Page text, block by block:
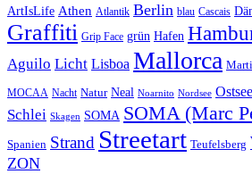
ArtIsLife Athen Atlantik Berlin blau Cascais
Graffiti Grip Face grün Hafen
Aguilo Licht Lisboa Mallorca
MOCAA Nacht Natur Neal Noarnito Nordsee Ostsee
Schlei Skagen SOMA SOMA (Marc
Spanien Strand Streetart Teufelsberg
ZON